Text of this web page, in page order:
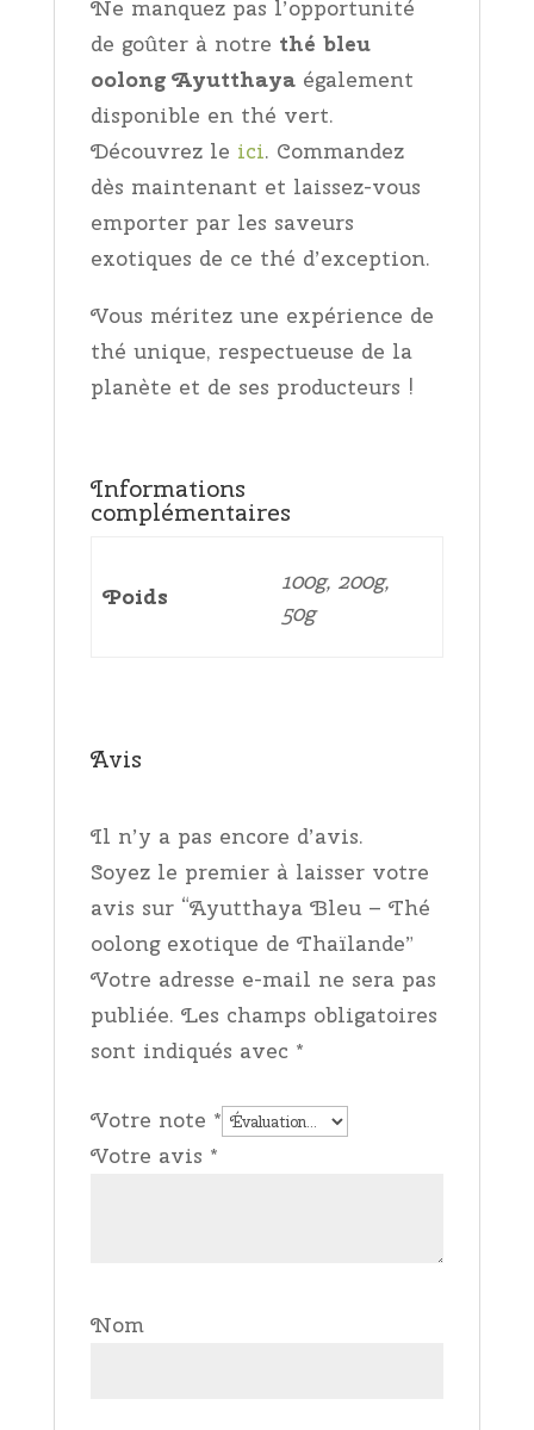
Ne manquez pas l’opportunité
de goûter à notre thé bleu
oolong Ayutthaya également
disponible en thé vert.
Découvrez le ici. Commandez
dès maintenant et laissez-vous
emporter par les saveurs
exotiques de ce thé d’exception.
Vous méritez une expérience de
thé unique, respectueuse de la
planète et de ses producteurs !
Informations
complémentaires
Poids
100g, 200g,
50g
Avis
Il n’y a pas encore d’avis.
Soyez le premier à laisser votre
avis sur “Ayutthaya Bleu – Thé
oolong exotique de Thaïlande”
Votre adresse e-mail ne sera pas
publiée. Les champs obligatoires
sont indiqués avec *
Votre note *
Votre avis *
Nom